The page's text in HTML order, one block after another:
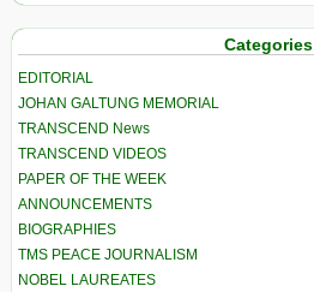
Categories
EDITORIAL
JOHAN GALTUNG MEMORIAL
TRANSCEND News
TRANSCEND VIDEOS
PAPER OF THE WEEK
ANNOUNCEMENTS
BIOGRAPHIES
TMS PEACE JOURNALISM
NOBEL LAUREATES